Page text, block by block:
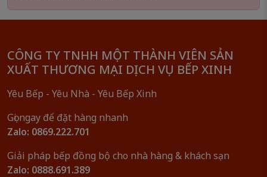
CÔNG TY TNHH MỘT THÀNH VIÊN SẢN
XUẤT THƯƠNG MẠI DỊCH VỤ BẾP XINH
Yêu Bếp - Yêu Nhà - Yêu Bếp Xinh
Gọi ngay để đặt hàng nhanh
Zalo: 0869.222.701
Giải pháp bếp đồng bộ cho nhà hàng & khách sạn
Zalo: 0888.691.389